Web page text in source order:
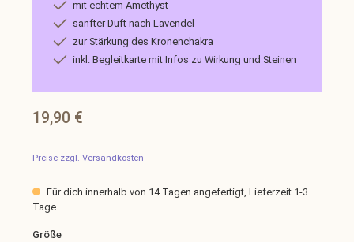
mit echtem Amethyst
sanfter Duft nach Lavendel
zur Stärkung des Kronenchakra
inkl. Begleitkarte mit Infos zu Wirkung und Steinen
Regulärer Preis:
19,90 €
Preise zzgl. Versandkosten
Für dich innerhalb von 14 Tagen angefertigt, Lieferzeit 1-3
Tage
Größeauswählen